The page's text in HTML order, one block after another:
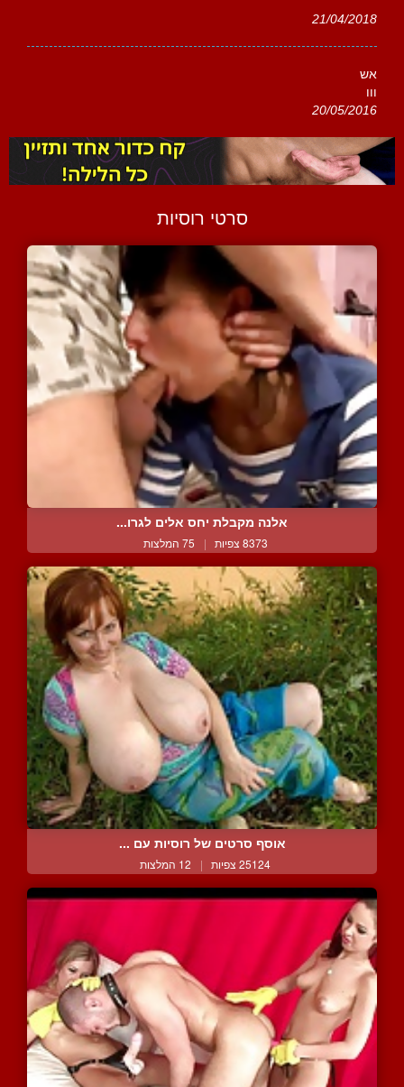
21/04/2018
אש
ווו
20/05/2016
סרטי רוסיות
אלנה מקבלת יחס אלים לגרו...
8373 צפיות | 75 המלצות
אוסף סרטים של רוסיות עם ...
25124 צפיות | 12 המלצות